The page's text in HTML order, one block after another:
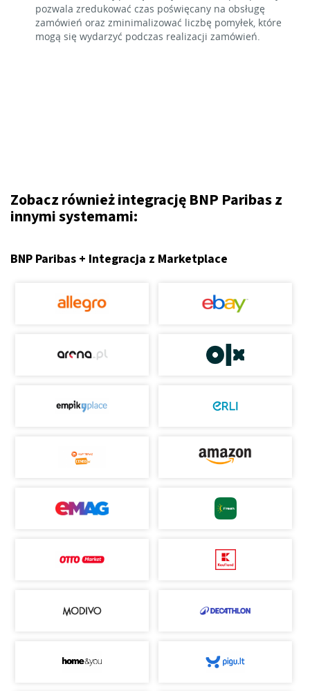
pozwala zredukować czas poświęcany na obsługę
zamówień oraz zminimalizować liczbę pomyłek, które
mogą się wydarzyć podczas realizacji zamówień.
Zobacz również integrację BNP Paribas z
innymi systemami:
BNP Paribas + Integracja z Marketplace